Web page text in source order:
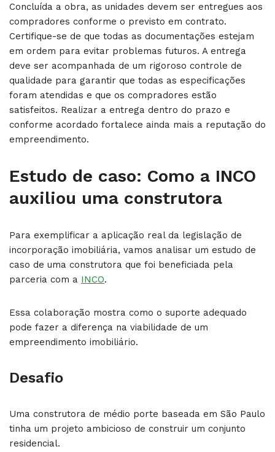
Concluída a obra, as unidades devem ser entregues aos
compradores conforme o previsto em contrato.
Certifique-se de que todas as documentações estejam
em ordem para evitar problemas futuros. A entrega
deve ser acompanhada de um rigoroso controle de
qualidade para garantir que todas as especificações
foram atendidas e que os compradores estão
satisfeitos. Realizar a entrega dentro do prazo e
conforme acordado fortalece ainda mais a reputação do
empreendimento.
Estudo de caso: Como a INCO
auxiliou uma construtora
Para exemplificar a aplicação real da legislação de
incorporação imobiliária, vamos analisar um estudo de
caso de uma construtora que foi beneficiada pela
parceria com a INCO.
Essa colaboração mostra como o suporte adequado
pode fazer a diferença na viabilidade de um
empreendimento imobiliário.
Desafio
Uma construtora de médio porte baseada em São Paulo
tinha um projeto ambicioso de construir um conjunto
residencial.